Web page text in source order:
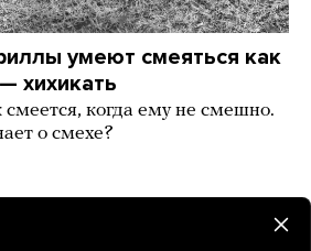
умеют смеяться как
хихикать
смеется, когда ему не смешно.
о смехе?